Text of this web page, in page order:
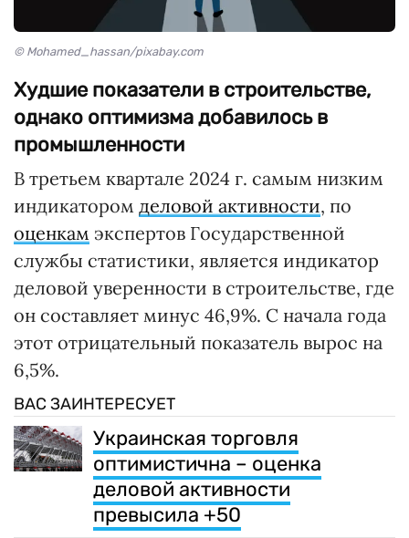
© Mohamed_hassan/pixabay.com
Худшие показатели в строительстве,
однако оптимизма добавилось в
промышленности
В третьем квартале 2024 г. самым низким
индикатором деловой активности, по
оценкам экспертов Государственной
службы статистики, является индикатор
деловой уверенности в строительстве, где
он составляет минус 46,9%. С начала года
этот отрицательный показатель вырос на
6,5%.
ВАС ЗАИНТЕРЕСУЕТ
Украинская торговля
оптимистична – оценка
деловой активности
превысила +50